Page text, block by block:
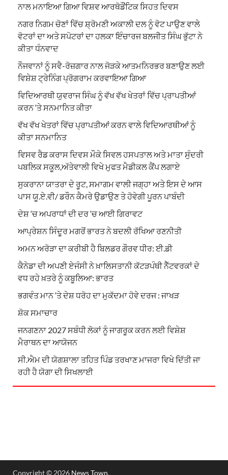
ਨਾਲ ਮਨਾਇਆ ਗਿਆ ਵਿਸ਼ਵ ਆਰਥੋਡੌਂਟਿਕ ਸਿਹਤ ਦਿਵਸ
ਨਗਰ ਨਿਗਮ ਚੋਣਾਂ ਵਿੱਚ ਸ਼੍ਰੋਮਣੀ ਅਕਾਲੀ ਦਲ ਨੂੰ ਵੋਟ ਪਾਉਣ ਵਾਲੇ
ਵੋਟਰਾਂ ਦਾ ਅਤੇ ਸਪੋਟਰਾਂ ਦਾ ਹਲਕਾ ਇੰਚਾਰਜ ਬਲਜੀਤ ਸਿੰਘ ਭੁੱਟਾ ਨੇ
ਕੀਤਾ ਧੰਨਵਾਦ
ਨੌਜਵਾਨਾਂ ਨੂੰ ਸਵੈ-ਰੋਜ਼ਗਾਰ ਨਾਲ ਜੋੜਕੇ ਆਤਮਨਿਰਭਰ ਬਣਾਉਣ ਲਈ
ਵਿਸ਼ੇਸ਼ ਟ੍ਰੇਨਿੰਗ ਪ੍ਰੋਗਰਾਮ ਕਰਵਾਇਆ ਗਿਆ
ਵਿਦਿਆਰਥੀ ਯੁਵਰਾਜ ਸਿੰਘ ਨੂੰ ਵੱਖ ਵੱਖ ਖੇਤਰਾਂ ਵਿੱਚ ਪ੍ਰਾਪਤੀਆਂ
ਕਰਨ ‘ਤੇ ਸਨਮਾਨਿਤ ਕੀਤਾ
ਵੱਖ ਵੱਖ ਖੇਤਰਾਂ ਵਿੱਚ ਪ੍ਰਾਪਤੀਆਂ ਕਰਨ ਵਾਲੇ ਵਿਦਿਆਰਥੀਆਂ ਨੂੰ
ਕੀਤਾ ਸਨਮਾਨਿਤ
ਵਿਸਵ ਰੈਡ ਕਰਾਸ ਦਿਵਸ ਮੌਕੇ ਸਿਵਲ ਹਸਪਤਾਲ ਅਤੇ ਮਾਤਾ ਸੁੰਦਰੀ
ਪਬਲਿਕ ਸਕੂਲ,ਅੱਤੇਵਾਲੀ ਵਿਖੇ ਮੁਫਤ ਮੈਡੀਕਲ ਕੈਂਪ ਲਗਾਏ
ਸੁਕਰਾਨਾ ਯਾਤਰਾ ਦੇ ਰੂਟ, ਸਮਾਗਮ ਵਾਲੀ ਜਗ੍ਹਾ ਅਤੇ ਇਸ ਦੇ ਆਸ
ਪਾਸ ਯੂ.ਏ.ਵੀ/ ਡਰੌਨ ਕੈਮਰੇ ਉਡਾਉਣ ਤੇ ਹੋਵੇਗੀ ਪੂਰਨ ਪਾਬੰਦੀ
ਦੇਸ਼ ‘ਚ ਅਪਰਾਧਾਂ ਦੀ ਦਰ ‘ਚ ਆਈ ਗਿਰਾਵਟ
ਆਪ੍ਰੇਸ਼ਨ ਸਿੰਦੂਰ ਮਗਰੋਂ ਭਾਰਤ ਨੇ ਬਦਲੀ ਰੱਖਿਆ ਰਣਨੀਤੀ
ਅਮਨ ਅਰੋੜਾ ਦਾ ਕਰੀਬੀ ਹੈ ਬਿਲਡਰ ਗੌਰਵ ਧੀਰ: ਈ.ਡੀ
ਕੈਨੇਡਾ ਦੀ ਅਪਣੀ ਏਜੰਸੀ ਨੇ ਖ਼ਾਲਿਸਤਾਨੀ ਕੱਟੜਪੰਥੀ ਨੈੱਟਵਰਕਾਂ ਦੇ
ਵਧ ਰਹੇ ਖ਼ਤਰੇ ਨੂੰ ਕਬੂਲਿਆ: ਭਾਰਤ
ਭਗਵੰਤ ਮਾਨ ‘ਤੇ ਦੇਸ਼ ਧਰੋਹ ਦਾ ਮੁਕੱਦਮਾ ਹੋਵੇ ਦਰਜ : ਜਾਖੜ
ਸ਼ੋਕ ਸਮਾਚਾਰ
ਜਨਗਣਨਾ 2027 ਸਬੰਧੀ ਲੋਕਾਂ ਨੂੰ ਜਾਗਰੂਕ ਕਰਨ ਲਈ ਵਿਸ਼ੇਸ਼
ਮੈਰਾਥਨ ਦਾ ਆਯੋਜਨ
ਸੀ.ਐਮ ਦੀ ਯੋਗਸ਼ਾਲਾ ਤਹਿਤ ਪਿੰਡ ਤਰਖਾਣ ਮਾਜਰਾ ਵਿਖੇ ਦਿੱਤੀ ਜਾ
ਰਹੀ ਹੈ ਯੋਗਾ ਦੀ ਸਿਖਲਾਈ
Copyright © 2026 News Town.